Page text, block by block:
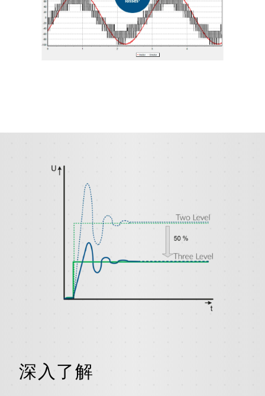
深入了解